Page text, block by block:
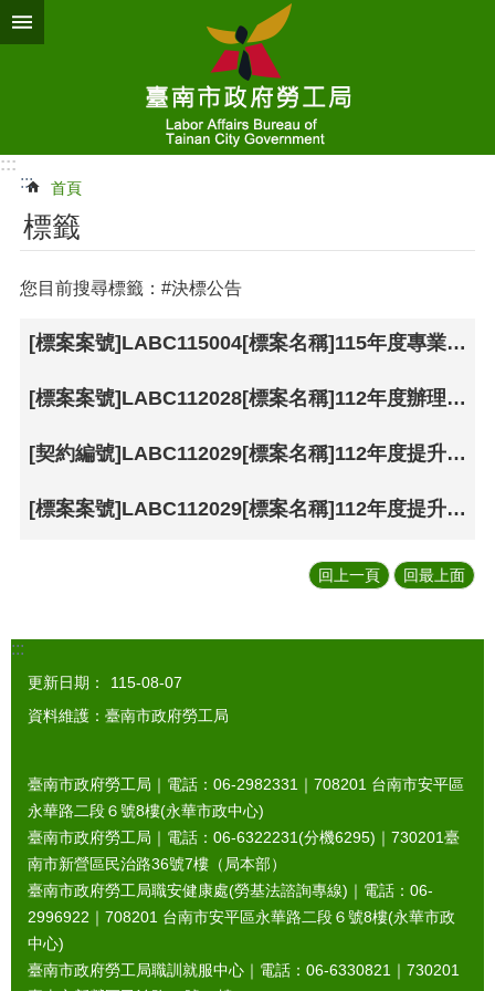
跳到主要內容區塊
:::
:::
首頁
標籤
您目前搜尋標籤：#決標公告
[標案案號]LABC115004[標案名稱]115年度專業服務類失業者職業訓練 決標公告
[標案案號]LABC112028[標案名稱]112年度辦理職業訓練成果展實施計畫-決標公告
[契約編號]LABC112029[標案名稱]112年度提升職業訓練職能研習營-決標公告
[標案案號]LABC112029[標案名稱]112年度提升職業訓練職能研習營-決標公告
回上一頁 回最上面
:::
更新日期：
115-08-07
資料維護：臺南市政府勞工局
臺南市政府勞工局｜電話：06-2982331｜ 708201 台南市安平區
永華路二段６號8樓(永華市政中心)
臺南市政府勞工局｜電話：06-6322231(分機6295)｜ 730201臺
南市新營區民治路36號7樓（局本部）
臺南市政府勞工局職安健康處(勞基法諮詢專線)｜電話：06-
2996922｜ 708201 台南市安平區永華路二段６號8樓(永華市政
中心)
臺南市政府勞工局職訓就服中心｜電話：06-6330821｜ 730201